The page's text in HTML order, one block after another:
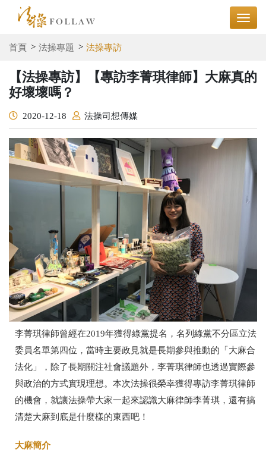
首頁 法操專題 法操專訪
【法操專訪】【專訪李菁琪律師】大麻真的
好壞壞嗎？
2020-12-18 法操司想傳媒
李菁琪律師曾經在2019年獲得綠黨提名，名列綠黨不分區立法
委員名單第四位，當時主要政見就是長期參與推動的「大麻合
法化」，除了長期關注社會議題外，李菁琪律師也透過實際參
與政治的方式實現理想。本次法操很榮幸獲得專訪李菁琪律師
的機會，就讓法操帶大家一起來認識大麻律師李菁琪，還有搞
清楚大麻到底是什麼樣的東西吧！
大麻簡介